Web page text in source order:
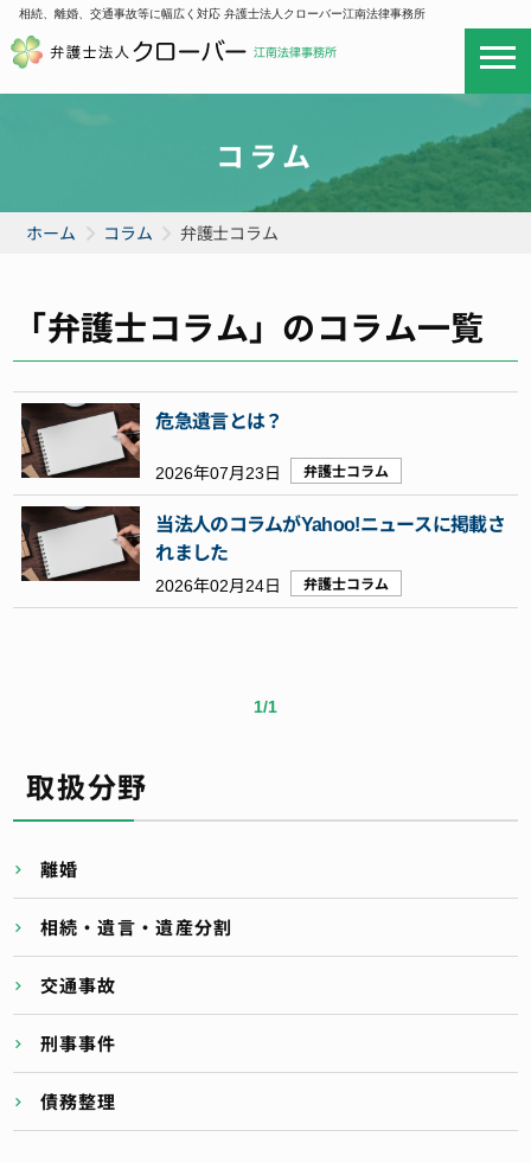
相続、離婚、交通事故等に幅広く対応 弁護士法人クローバー江南法律事務所
コラム
ホーム コラム 弁護士コラム
「弁護士コラム」のコラム一覧
危急遺言とは？
2026年07月23日 弁護士コラム
当法人のコラムがYahoo!ニュースに掲載さ
れました
2026年02月24日 弁護士コラム
1/1
取扱分野
離婚
相続・遺言・遺産分割
交通事故
刑事事件
債務整理